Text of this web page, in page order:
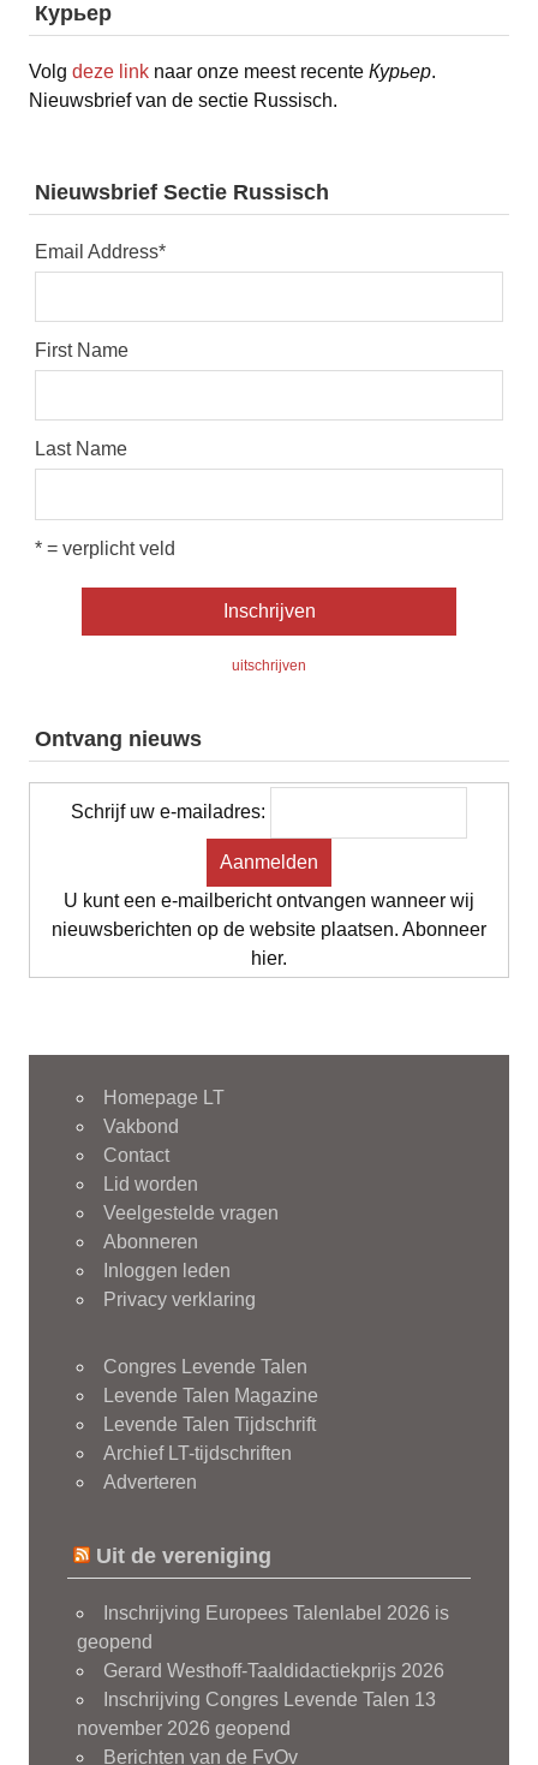
Курьер
Volg deze link naar onze meest recente Курьер.
Nieuwsbrief van de sectie Russisch.
Nieuwsbrief Sectie Russisch
Email Address*
First Name
Last Name
* = verplicht veld
uitschrijven
Ontvang nieuws
Schrijf uw e-mailadres:
U kunt een e-mailbericht ontvangen wanneer wij
nieuwsberichten op de website plaatsen. Abonneer
hier.
Homepage LT
Vakbond
Contact
Lid worden
Veelgestelde vragen
Abonneren
Inloggen leden
Privacy verklaring
Congres Levende Talen
Levende Talen Magazine
Levende Talen Tijdschrift
Archief LT-tijdschriften
Adverteren
Uit de vereniging
Inschrijving Europees Talenlabel 2026 is
geopend
Gerard Westhoff-Taaldidactiekprijs 2026
Inschrijving Congres Levende Talen 13
november 2026 geopend
Berichten van de FvOv